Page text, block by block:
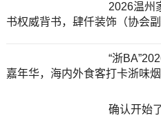
2026温州
书权威背书，肆仟装饰（协会
“浙
嘉年华，海内外食客打卡浙味
确认开始